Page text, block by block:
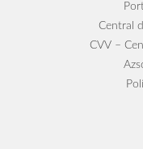
Central
CVV –